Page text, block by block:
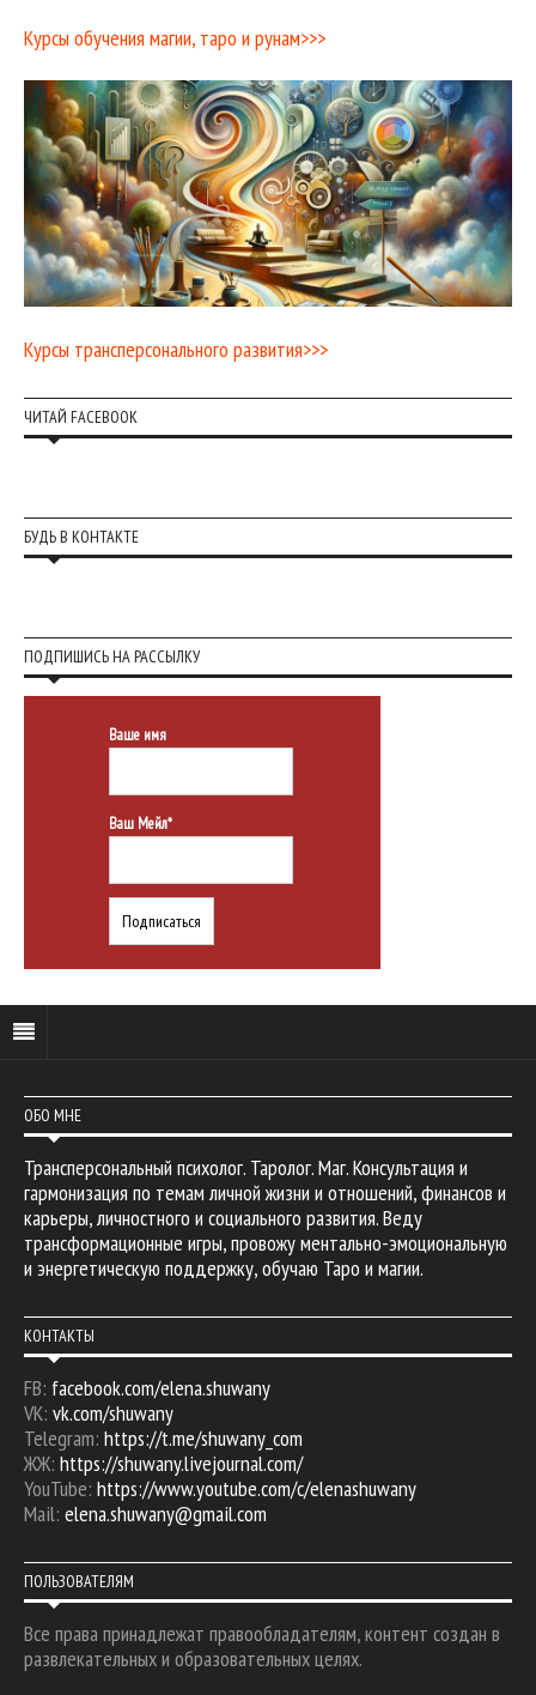
Курсы обучения магии, таро и рунам>>>
Курсы трансперсонального развития>>>
ЧИТАЙ FACEBOOK
БУДЬ В КОНТАКТЕ
ПОДПИШИСЬ НА РАССЫЛКУ
Ваше имя
Ваш Мейл*
ОБО МНЕ
Трансперсональный психолог. Таролог. Маг. Консультация и
гармонизация по темам личной жизни и отношений, финансов и
карьеры, личностного и социального развития. Веду
трансформационные игры, провожу ментально-эмоциональную
и энергетическую поддержку, обучаю Таро и магии.
КОНТАКТЫ
FB: facebook.com/elena.shuwany
VK: vk.com/shuwany
Telegram: https://t.me/shuwany_com
ЖЖ: https://shuwany.livejournal.com/
YouTube: https://www.youtube.com/c/elenashuwany
Mail: elena.shuwany@gmail.com
ПОЛЬЗОВАТЕЛЯМ
Все права принадлежат правообладателям, контент создан в
развлекательных и образовательных целях.